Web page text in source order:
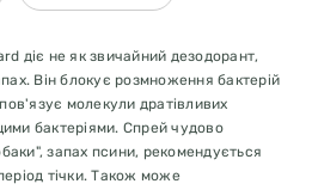
діє не як звичайний дезодорант,
Він блокує розмноження бактерій
молекули дратівливих
бактеріями. Спрей чудово
запах псини, рекомендується
тічки. Також може